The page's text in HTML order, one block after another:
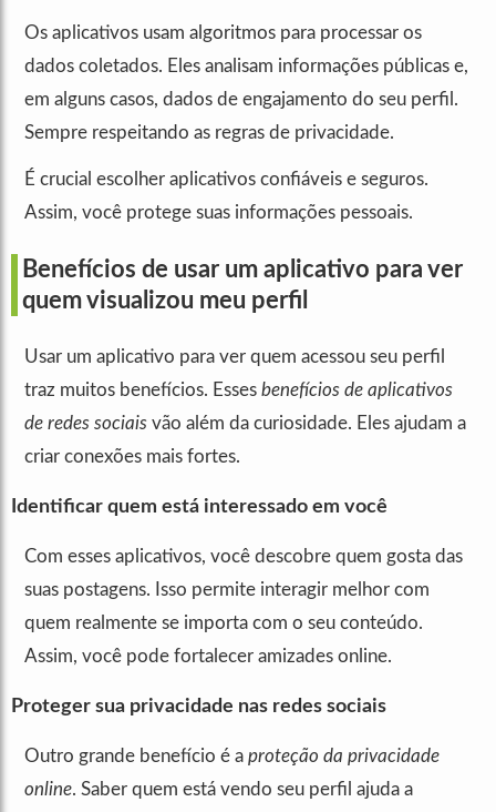
Os aplicativos usam algoritmos para processar os
dados coletados. Eles analisam informações públicas e,
em alguns casos, dados de engajamento do seu perfil.
Sempre respeitando as regras de privacidade.
É crucial escolher aplicativos confiáveis e seguros.
Assim, você protege suas informações pessoais.
Benefícios de usar um aplicativo para ver
quem visualizou meu perfil
Usar um aplicativo para ver quem acessou seu perfil
traz muitos benefícios. Esses benefícios de aplicativos
de redes sociais vão além da curiosidade. Eles ajudam a
criar conexões mais fortes.
Identificar quem está interessado em você
Com esses aplicativos, você descobre quem gosta das
suas postagens. Isso permite interagir melhor com
quem realmente se importa com o seu conteúdo.
Assim, você pode fortalecer amizades online.
Proteger sua privacidade nas redes sociais
Outro grande benefício é a proteção da privacidade
online. Saber quem está vendo seu perfil ajuda a